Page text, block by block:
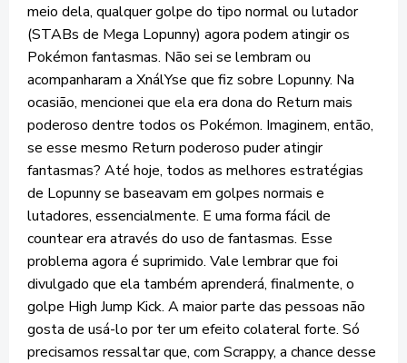
meio dela, qualquer golpe do tipo normal ou lutador
(STABs de Mega Lopunny) agora podem atingir os
Pokémon fantasmas. Não sei se lembram ou
acompanharam a XnálYse que fiz sobre Lopunny. Na
ocasião, mencionei que ela era dona do Return mais
poderoso dentre todos os Pokémon. Imaginem, então,
se esse mesmo Return poderoso puder atingir
fantasmas? Até hoje, todos as melhores estratégias
de Lopunny se baseavam em golpes normais e
lutadores, essencialmente. E uma forma fácil de
countear era através do uso de fantasmas. Esse
problema agora é suprimido. Vale lembrar que foi
divulgado que ela também aprenderá, finalmente, o
golpe High Jump Kick. A maior parte das pessoas não
gosta de usá-lo por ter um efeito colateral forte. Só
precisamos ressaltar que, com Scrappy, a chance desse